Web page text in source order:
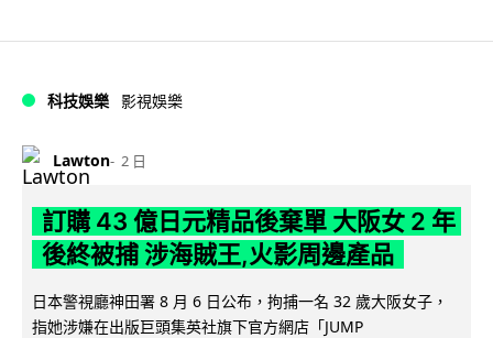
科技娛樂 影視娛樂
Lawton 2 日
訂購 43 億日元精品後棄單 大阪女 2 年
後終被捕 涉海賊王,火影周邊產品
日本警視廳神田署 8 月 6 日公布，拘捕一名 32 歲大阪女子，
指她涉嫌在出版巨頭集英社旗下官方網店「JUMP